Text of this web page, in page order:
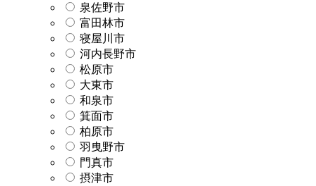
泉佐野市
富田林市
寝屋川市
河内長野市
松原市
大東市
和泉市
箕面市
柏原市
羽曳野市
門真市
摂津市